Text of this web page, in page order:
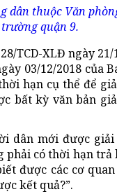
dân thuộc Văn
quận 9.
TCD-XLĐ ngày 21/
03/12/2018 của
hạn cụ thể để
bất kỳ văn bản
dân mới được giải
phải có thời hạn trả
được các cơ
kết quả?”.